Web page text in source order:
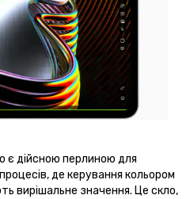
є дійсною перлиною для
де керування кольором
вирішальне значення. Це скло,